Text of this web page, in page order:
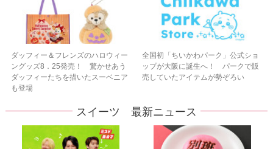
ダッフィー＆フレンズのハロウィー
ングッズ8．25発売！ 驚かせあう
ダッフィーたちを描いたスーベニア
も登場
全国初「ちいかわパーク」公式ショ
ップが大阪に誕生へ！ パークで販
売していたアイテムが勢ぞろい
スイーツ 最新ニュース